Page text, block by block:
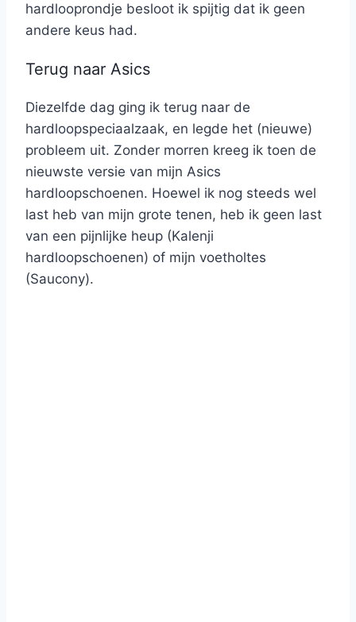
hardlooprondje besloot ik spijtig dat ik geen
andere keus had.
Terug naar Asics
Diezelfde dag ging ik terug naar de
hardloopspeciaalzaak, en legde het (nieuwe)
probleem uit. Zonder morren kreeg ik toen de
nieuwste versie van mijn Asics
hardloopschoenen. Hoewel ik nog steeds wel
last heb van mijn grote tenen, heb ik geen last
van een pijnlijke heup (Kalenji
hardloopschoenen) of mijn voetholtes
(Saucony).